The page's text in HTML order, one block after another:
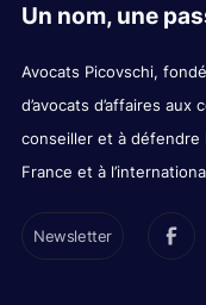
Un nom, une
Avocats Picovschi,
d’avocats d’affaires
conseiller et à
France et à
Newsletter